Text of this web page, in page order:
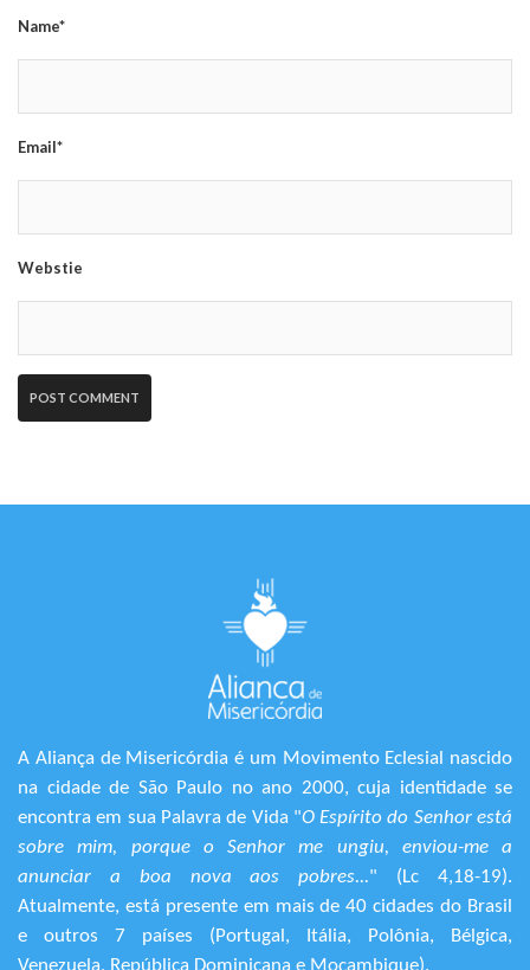
Name*
Email*
Webstie
A Aliança de Misericórdia é um Movimento Eclesial nascido
na cidade de São Paulo no ano 2000, cuja identidade se
encontra em sua Palavra de Vida "O Espírito do Senhor está
sobre mim, porque o Senhor me ungiu, enviou-me a
anunciar a boa nova aos pobres..." (Lc 4,18-19).
Atualmente, está presente em mais de 40 cidades do Brasil
e outros 7 países (Portugal, Itália, Polônia, Bélgica,
Venezuela, República Dominicana e Moçambique).